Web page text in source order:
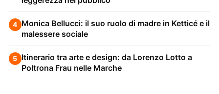
4 Monica Bellucci: il suo ruolo di madre in Ketticé e il
malessere sociale
5 Itinerario tra arte e design: da Lorenzo Lotto a
Poltrona Frau nelle Marche